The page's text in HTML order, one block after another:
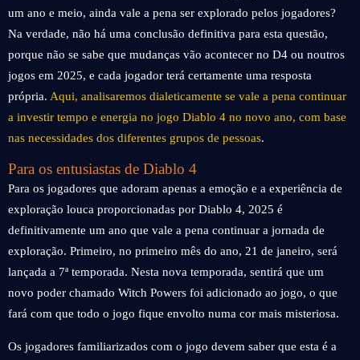
um ano e meio, ainda vale a pena ser explorado pelos jogadores?
Na verdade, não há uma conclusão definitiva para esta questão,
porque não se sabe que mudanças vão acontecer no D4 ou noutros
jogos em 2025, e cada jogador terá certamente uma resposta
própria. Aqui, analisaremos dialeticamente se vale a pena continuar
a investir tempo e energia no jogo Diablo 4 no novo ano, com base
nas necessidades dos diferentes grupos de pessoas.
Para os entusiastas de Diablo 4
Para os jogadores que adoram apenas a emoção e a experiência de
exploração louca proporcionadas por Diablo 4, 2025 é
definitivamente um ano que vale a pena continuar a jornada de
exploração. Primeiro, no primeiro mês do ano, 21 de janeiro, será
lançada a 7ª temporada. Nesta nova temporada, sentirá que um
novo poder chamado Witch Powers foi adicionado ao jogo, o que
fará com que todo o jogo fique envolto numa cor mais misteriosa.
Os jogadores familiarizados com o jogo devem saber que esta é a